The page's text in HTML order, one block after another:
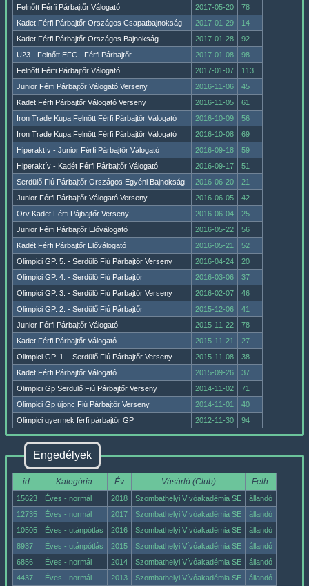
Felnőtt Férfi Párbajtőr Válogató
2017-05-20
78
Kadet Férfi Párbajtőr Országos Csapatbajnokság
2017-01-29
14
Kadet Férfi Párbajtőr Országos Bajnokság
2017-01-28
92
U23 - Felnőtt EFC - Férfi Párbajtőr
2017-01-08
98
Felnőtt Férfi Párbajtőr Válogató
2017-01-07
113
Junior Férfi Párbajtőr Válogató Verseny
2016-11-06
45
Kadet Férfi Párbajtőr Válogató Verseny
2016-11-05
61
Iron Trade Kupa Felnőtt Férfi Párbajtőr Válogató
2016-10-09
56
Iron Trade Kupa Felnőtt Férfi Párbajtőr Válogató
2016-10-08
69
Hiperaktív - Junior Férfi Párbajtőr Válogató
2016-09-18
59
Hiperaktív - Kadét Férfi Párbajtőr Válogató
2016-09-17
51
Serdülő Fiú Párbajtőr Országos Egyéni Bajnokság
2016-06-20
21
Junior Férfi Párbajtőr Válogató Verseny
2016-06-05
42
Orv Kadet Férfi Pájbajtőr Verseny
2016-06-04
25
Junior Férfi Párbajtőr Előválogató
2016-05-22
56
Kadét Férfi Párbajtőr Előválogató
2016-05-21
52
Olimpici GP. 5. - Serdülő Fiú Párbajtőr Verseny
2016-04-24
20
Olimpici GP. 4. - Serdülő Fiú Párbajtőr
2016-03-06
37
Olimpici GP. 3. - Serdülő Fiú Párbajtőr Verseny
2016-02-07
46
Olimpici GP. 2. - Serdülő Fiú Párbajtőr
2015-12-06
41
Junior Férfi Párbajtőr Válogató
2015-11-22
78
Kadet Férfi Párbajtőr Válogató
2015-11-21
27
Olimpici GP. 1. - Serdülő Fiú Párbajtőr Verseny
2015-11-08
38
Kadet Férfi Párbajtőr Válogató
2015-09-26
37
Olimpici Gp Serdülő Fiú Párbajtőr Verseny
2014-11-02
71
Olimpici Gp újonc Fiú Párbajtőr Verseny
2014-11-01
40
Olimpici gyermek férfi párbajtőr GP
2012-11-30 94
Engedélyek
id. Kategória Év Vásárló (Club) Felh.
15623 Éves - normál 2018 Szombathelyi Vívóakadémia SE
állandó
12735
Éves - normál 2017 Szombathelyi Vívóakadémia SE
állandó
10505
Éves - utánpótlás 2016 Szombathelyi Vívóakadémia SE
állandó
8937
Éves - utánpótlás 2015 Szombathelyi Vívóakadémia SE
állandó
6856
Éves - normál 2014 Szombathelyi Vívóakadémia SE
állandó
4437
Éves - normál 2013 Szombathelyi Vívóakadémia SE állandó